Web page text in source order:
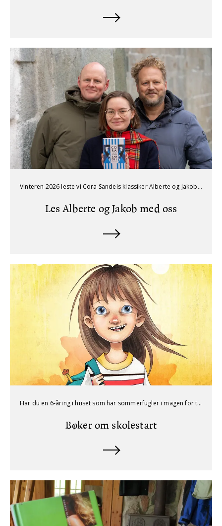
Vinteren 2026 leste vi Cora Sandels klassiker Alberte og Jakob i Sølvbergets podcast. Hør alle episodene her.
Les Alberte og Jakob med oss
Har du en 6-åring i huset som har sommerfugler i magen for tiden? Her er våre boktips for barn som snart skal begynne på skolen.
Bøker om skolestart